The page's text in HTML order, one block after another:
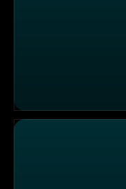
THILO MISCHKE.